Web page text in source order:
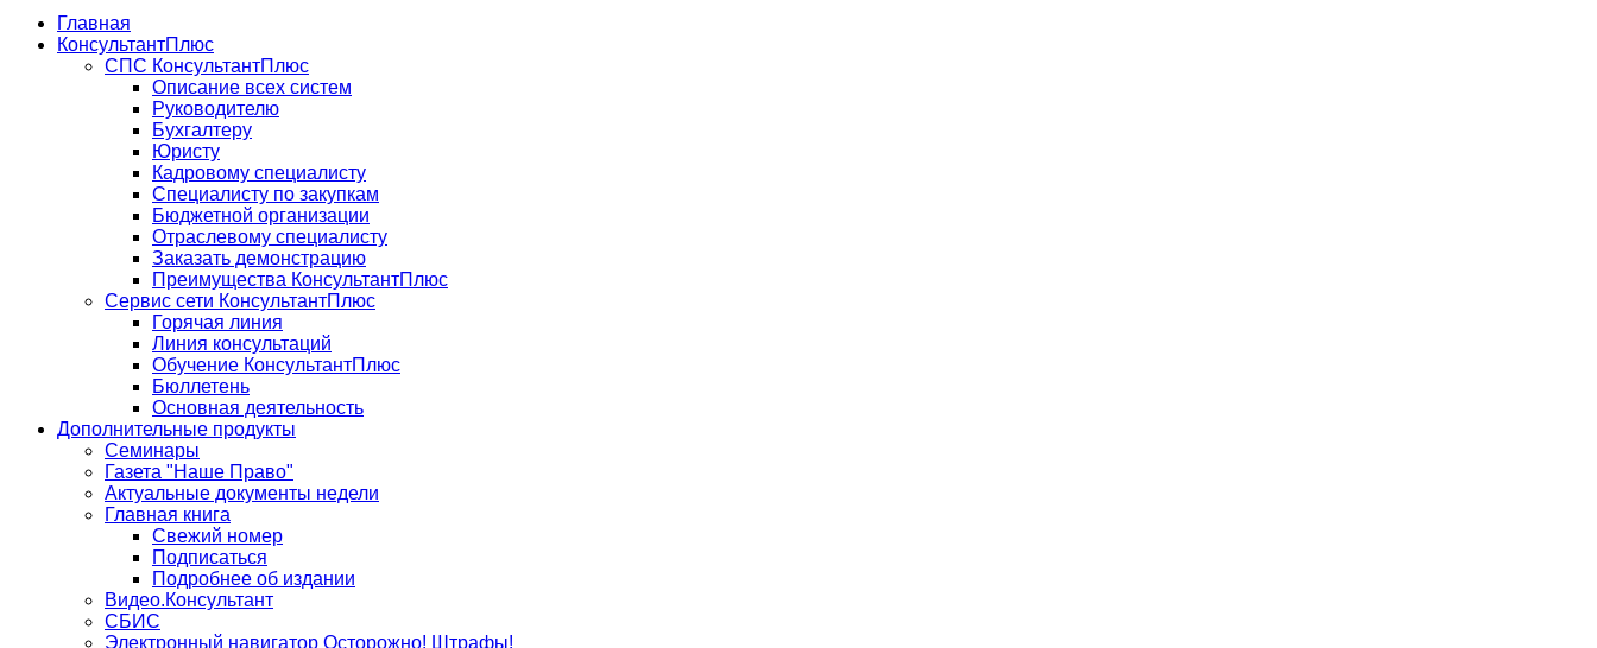
Главная
КонсультантПлюс
СПС КонсультантПлюс
Описание всех систем
Руководителю
Бухгалтеру
Юристу
Кадровому специалисту
Специалисту по закупкам
Бюджетной организации
Отраслевому специалисту
Заказать демонстрацию
Преимущества КонсультантПлюс
Сервис сети КонсультантПлюс
Горячая линия
Линия консультаций
Обучение КонсультантПлюс
Бюллетень
Основная деятельность
Дополнительные продукты
Семинары
Газета "Наше Право"
Актуальные документы недели
Главная книга
Свежий номер
Подписаться
Подробнее об издании
Видео.Консультант
СБИС
Электронный навигатор Осторожно! Штрафы!